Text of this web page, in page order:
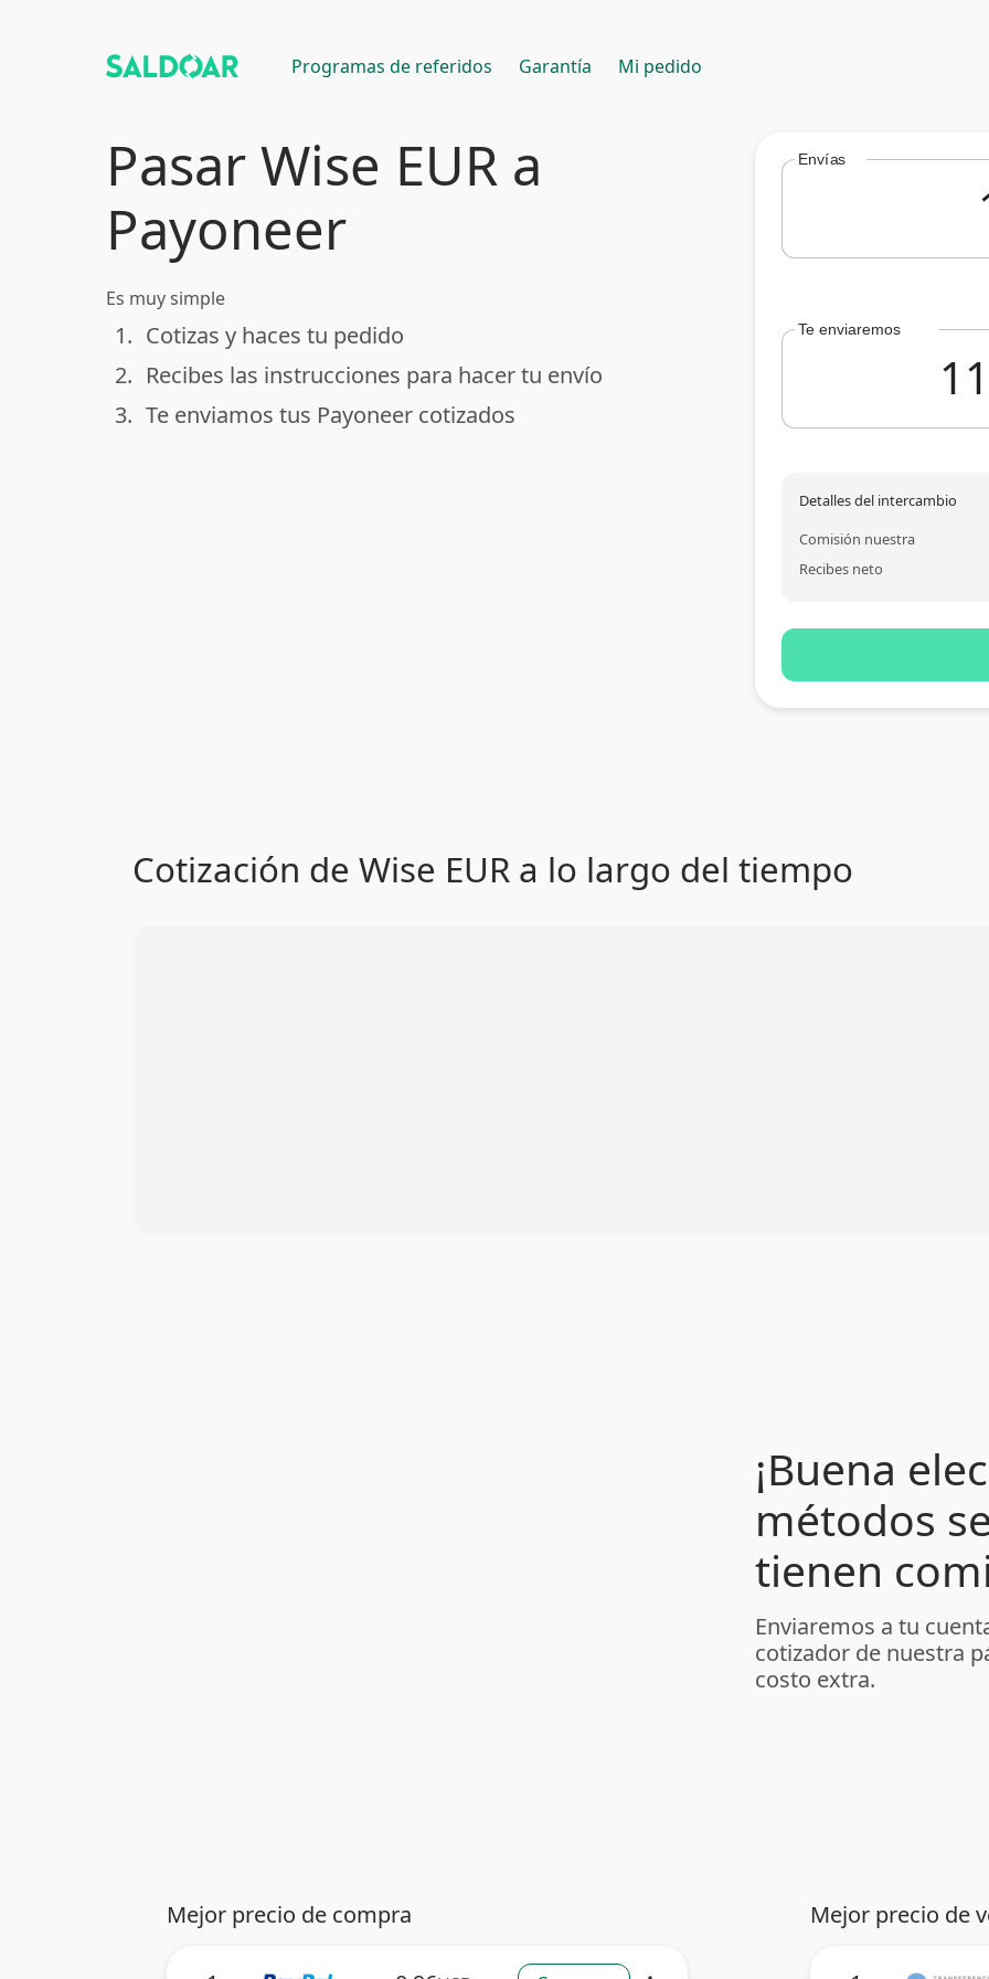
Programas de referidos Garantía Mi pedido
Pasar Wise EUR a
Payoneer
Es muy simple
done
1. Cotizas y haces tu pedido
done
2. Recibes las instrucciones para hacer tu envío
done
3. Te enviamos tus Payoneer cotizados
Envías
Te enviaremos
Detalles del intercambio
Comisión nuestra
Recibes neto
Cotización de Wise EUR a lo largo del tiempo
¡Buena
métodos
tienen
Enviaremos a tu
cotizador de nuestra
costo extra.
Mejor precio de compra Mejor precio de